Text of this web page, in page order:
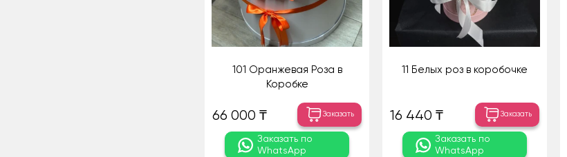
101 Оранжевая Роза в
Коробке
66 000 ₸ Заказать
Заказать по
WhatsApp
11 Белых роз в коробочке
16 440 ₸ Заказать
Заказать по
WhatsApp